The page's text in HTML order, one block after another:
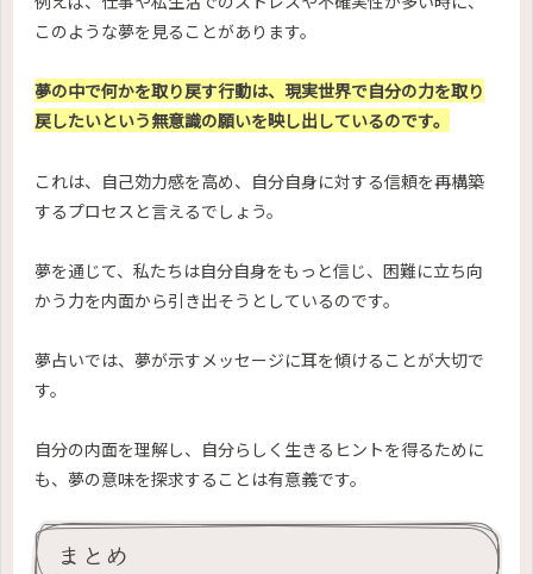
このような夢を見ることがあります。
夢の中で何かを取り戻す行動は、現実世界で自分の力を取り
戻したいという無意識の願いを映し出しているのです。
これは、自己効力感を高め、自分自身に対する信頼を再構築
するプロセスと言えるでしょう。
夢を通じて、私たちは自分自身をもっと信じ、困難に立ち向
かう力を内面から引き出そうとしているのです。
夢占いでは、夢が示すメッセージに耳を傾けることが大切で
す。
自分の内面を理解し、自分らしく生きるヒントを得るために
も、夢の意味を探求することは有意義です。
まとめ